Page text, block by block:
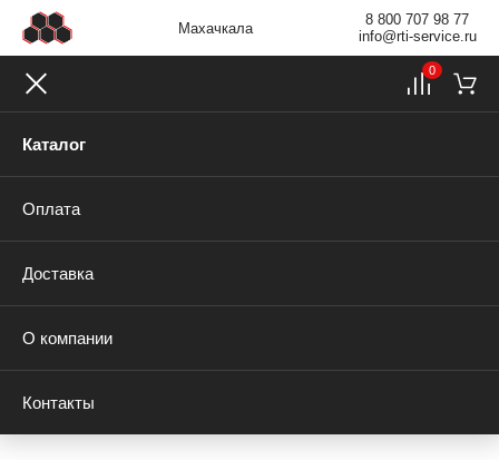
Махачкала
8 800 707 98 77
info@rti-service.ru
Каталог
Оплата
Доставка
О компании
Контакты
0